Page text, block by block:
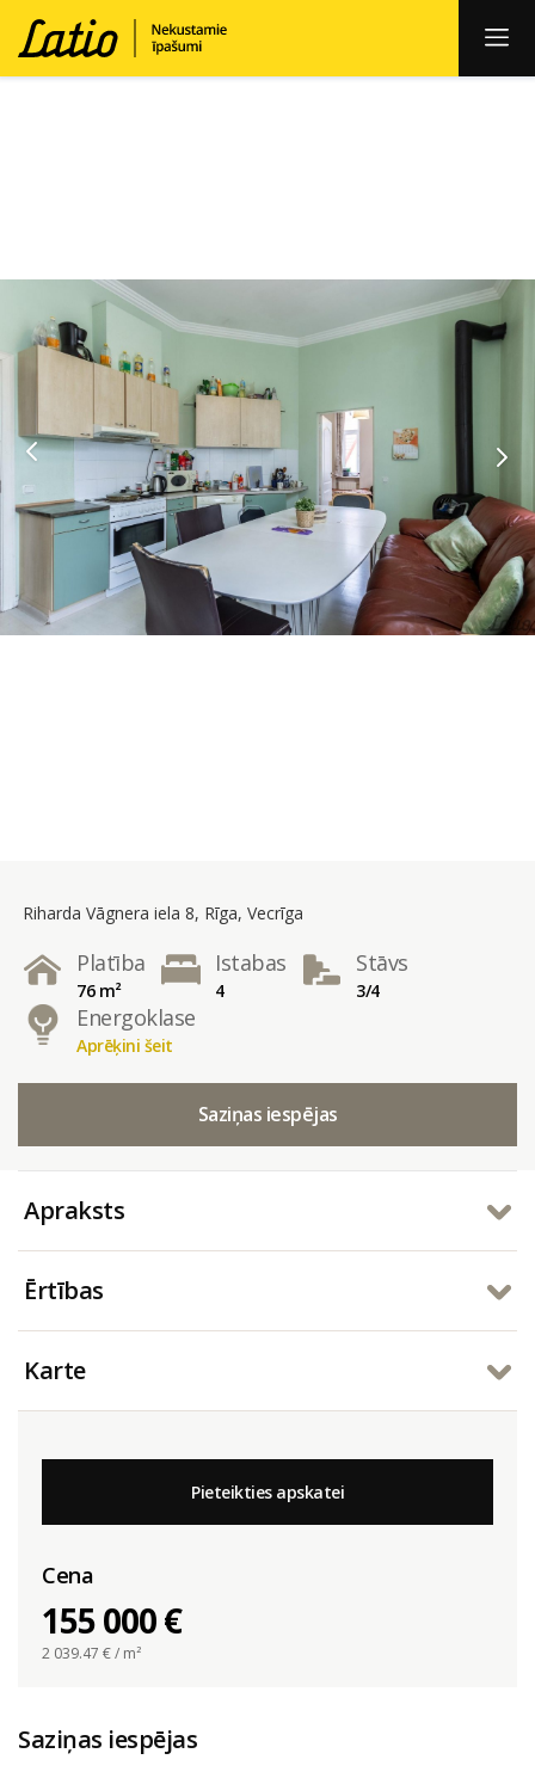
Riharda Vāgnera iela 8, Rīga, Vecrīga
Platība
76 m²
Istabas
4
Stāvs
3/4
Energoklase
Aprēķini šeit
Saziņas iespējas
Apraksts
Ērtības
Karte
Pieteikties apskatei
Cena
155 000 €
2 039.47 € / m²
Saziņas iespējas